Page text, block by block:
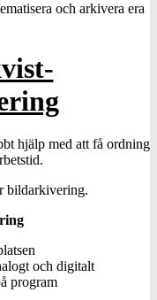
och arkivera era
hjälp med att få ordning
bildarkivering.
och digitalt
program